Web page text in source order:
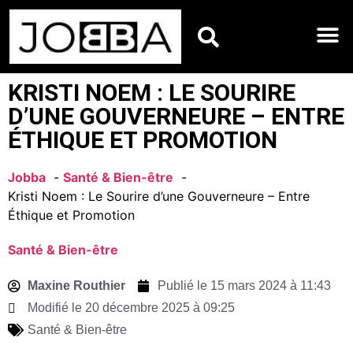
KRISTI NOEM : LE SOURIRE
D’UNE GOUVERNEURE – ENTRE
ÉTHIQUE ET PROMOTION
Jobba
Santé & Bien-être
Kristi Noem : Le Sourire d’une Gouverneure – Entre
Éthique et Promotion
Santé & Bien-être
Maxine Routhier Publié le 15 mars 2024 à 11:43
Modifié le 20 décembre 2025 à 09:25
Santé & Bien-être